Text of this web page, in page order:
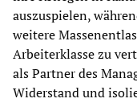
auszuspielen,
weitere
Arbeiterklasse zu
als Partner des
Widerstand und